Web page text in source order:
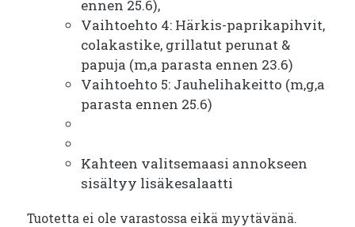
ennen 25.6),
Vaihtoehto 4: Härkis-paprikapihvit,
colakastike, grillatut perunat &
papuja (m,a parasta ennen 23.6)
Vaihtoehto 5: Jauhelihakeitto (m,g,a
parasta ennen 25.6)
Kahteen valitsemaasi annokseen
sisältyy lisäkesalaatti
Tuotetta ei ole varastossa eikä myytävänä.